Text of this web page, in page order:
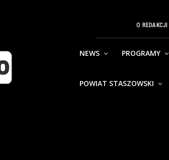
O REDAKCJI
NEWS PROGRAMY
POWIAT STASZOWSKI